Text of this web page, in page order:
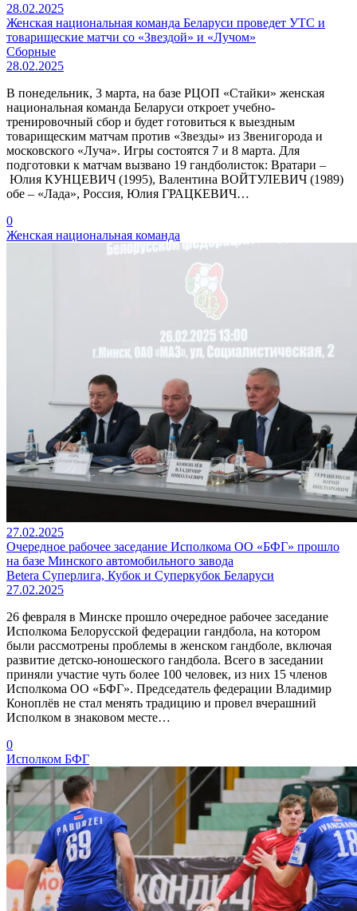
28.02.2025
Женская национальная команда Беларуси проведет УТС и
товарищеские матчи со «Звездой» и «Лучом»
Сборные
28.02.2025
В понедельник, 3 марта, на базе РЦОП «Стайки» женская
национальная команда Беларуси откроет учебно-
тренировочный сбор и будет готовиться к выездным
товарищеским матчам против «Звезды» из Звенигорода и
московского «Луча». Игры состоятся 7 и 8 марта. Для
подготовки к матчам вызвано 19 гандболисток: Вратари –
Юлия КУНЦЕВИЧ (1995), Валентина ВОЙТУЛЕВИЧ (1989)
обе – «Лада», Россия, Юлия ГРАЦКЕВИЧ…
0
Женская национальная команда
27.02.2025
Очередное рабочее заседание Исполкома ОО «БФГ» прошло
на базе Минского автомобильного завода
Betera Суперлига, Кубок и Суперкубок Беларуси
27.02.2025
26 февраля в Минске прошло очередное рабочее заседание
Исполкома Белорусской федерации гандбола, на котором
были рассмотрены проблемы в женском гандболе, включая
развитие детско-юношеского гандбола. Всего в заседании
приняли участие чуть более 100 человек, из них 15 членов
Исполкома ОО «БФГ». Председатель федерации Владимир
Коноплёв не стал менять традицию и провел вчерашний
Исполком в знаковом месте…
0
Исполком БФГ